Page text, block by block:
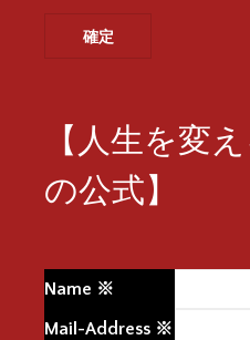
【人生を変
の公式】
Name ※
Mail-Address ※